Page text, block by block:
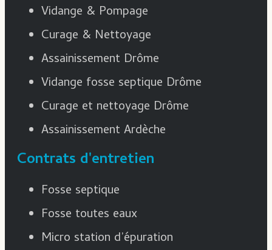
Vidange & Pompage
Curage & Nettoyage
Assainissement Drôme
Vidange fosse septique Drôme
Curage et nettoyage Drôme
Assainissement Ardèche
Contrats d'entretien
Fosse septique
Fosse toutes eaux
Micro station d’épuration